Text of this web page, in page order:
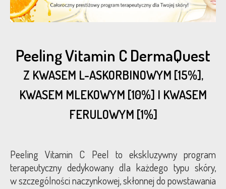
Peeling Vitamin C DermaQuest
Z KWASEM L-ASKORBINOWYM [15%],
KWASEM MLEKOWYM [10%] I KWASEM
FERULOWYM [1%]
Peeling Vitamin C Peel to ekskluzywny program
terapeutyczny dedykowany dla każdego typu skóry,
w szczególności naczynkowej, skłonnej do powstawania